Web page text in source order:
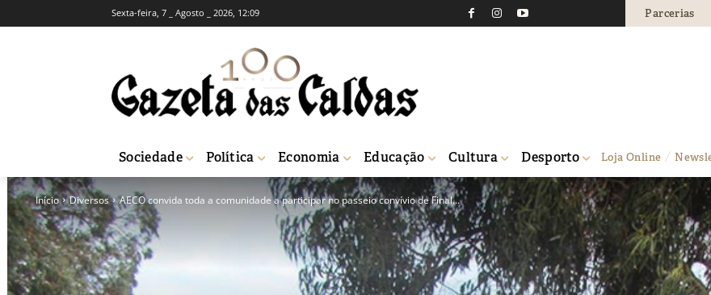
Sexta-feira, 7 _ Agosto _ 2026, 12:09 Parcerias
Sociedade Política Economia Educação Cultura Desporto Loja Online
Início Diversos AECO convida toda a comunidade a participar no passeio convívio de Final...